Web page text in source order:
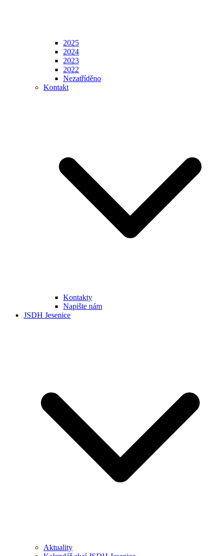
2025
2024
2023
2022
Nezatříděno
Kontakt
Kontakty
Napište nám
JSDH Jesenice
Aktuality